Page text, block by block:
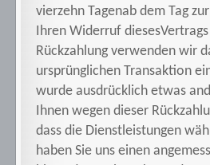
vierzehn Tagenab dem Tag
Ihren Widerruf dieses
Rückzahlung verwenden wir
ursprünglichen Transaktion
wurde ausdrücklich etwas
Ihnen wegen dieser
dass die Dienstleistungen
haben Sie uns einen